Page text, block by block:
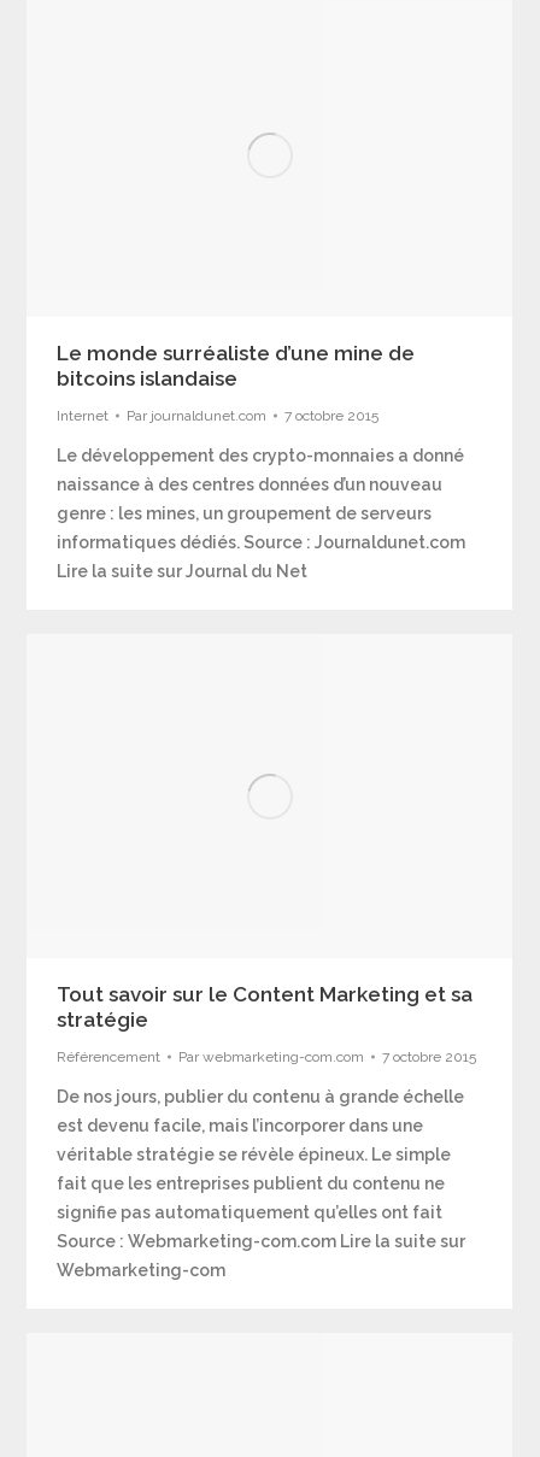
Le monde surréaliste d’une mine de
bitcoins islandaise
Internet Par journaldunet.com 7 octobre 2015
Le développement des crypto-monnaies a donné
naissance à des centres données d’un nouveau
genre : les mines, un groupement de serveurs
informatiques dédiés. Source : Journaldunet.com
Lire la suite sur Journal du Net
Tout savoir sur le Content Marketing et sa
stratégie
Référencement Parwebmarketing-com.com 7 octobre 2015
De nos jours, publier du contenu à grande échelle
est devenu facile, mais l’incorporer dans une
véritable stratégie se révèle épineux. Le simple
fait que les entreprises publient du contenu ne
signifie pas automatiquement qu’elles ont fait
Source : Webmarketing-com.com Lire la suite sur
Webmarketing-com